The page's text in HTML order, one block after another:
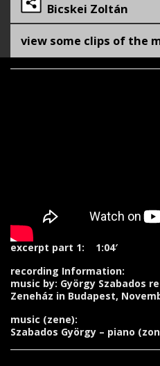
Bicskei Zoltán
view some clips of the
excerpt part 1: 1:04′
recording Information:
music by: György Szabados
Zeneház in Budapest,
music (zene):
Szabados György – piano